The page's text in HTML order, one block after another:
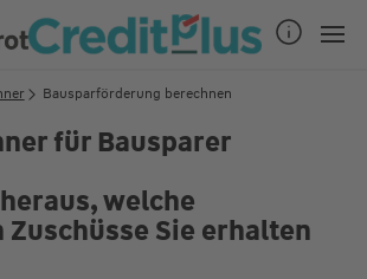
Bausparförderung berechnen
für Bausparer
welche
Sie erhalten
- 19:00 Uhr
Uhr